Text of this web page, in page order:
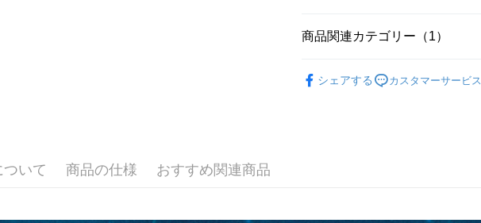
台新國際商業銀行
台湾楽天クレジットカード会社
玉山商業銀行
AFTEE代金後払い
商品関連カテゴリー（1）
シェアする
カスタマーサービス
いて 商品の仕様 おすすめ関連商品